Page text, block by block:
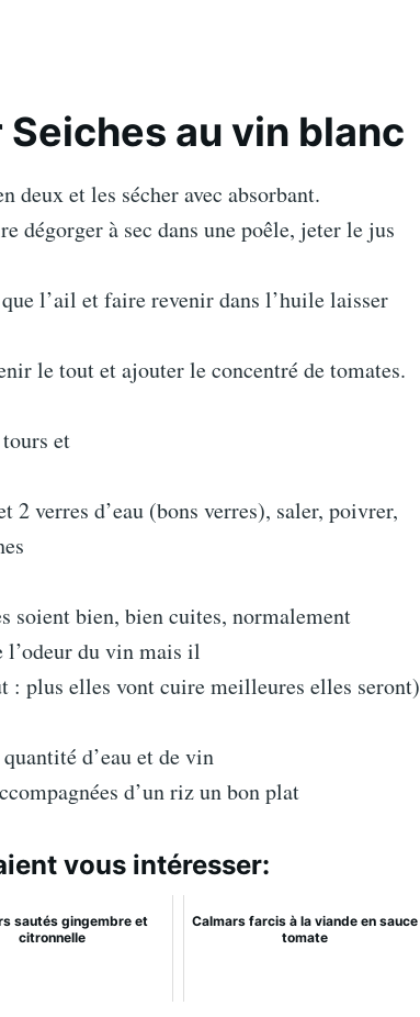
au vin blanc
deux et les sécher avec absorbant.
dégorger à sec dans une poêle, jeter le jus
l’ail et faire revenir dans l’huile laisser
le tout et ajouter le concentré de tomates.
et
verres d’eau (bons verres), saler, poivrer,
soient bien, bien cuites, normalement
l’odeur du vin mais il
: plus elles vont cuire meilleures elles seront)
d’eau et de vin
d’un riz un bon plat
vous intéresser:
sautés gingembre et
citronnelle
Calmars farcis à la viande en sauce
tomate